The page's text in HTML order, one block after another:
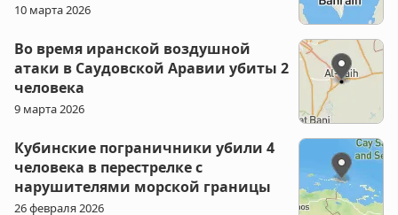
10 марта 2026
Во время иранской воздушной
атаки в Саудовской Аравии убиты 2
человека
9 марта 2026
Кубинские пограничники убили 4
человека в перестрелке с
нарушителями морской границы
26 февраля 2026